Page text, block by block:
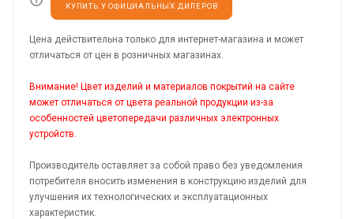
КУПИТЬ У ОФИЦИАЛЬНЫХ ДИЛЕРОВ
Цена действительна только для интернет-магазина и может
отличаться от цен в розничных магазинах.
Внимание! Цвет изделий и материалов покрытий на сайте
может отличаться от цвета реальной продукции из-за
особенностей цветопередачи различных электронных
устройств.
Производитель оставляет за собой право без уведомления
потребителя вносить изменения в конструкцию изделий для
улучшения их технологических и эксплуатационных
характеристик.